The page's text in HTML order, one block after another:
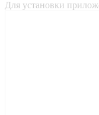
Для установки